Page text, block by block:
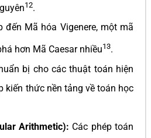
12.
đến Mã hóa Vigenere, một mã
hơn Mã Caesar nhiều13.
bị cho các thuật toán hiện
kiến thức nền tảng về toán học
Arithmetic): Các phép toán